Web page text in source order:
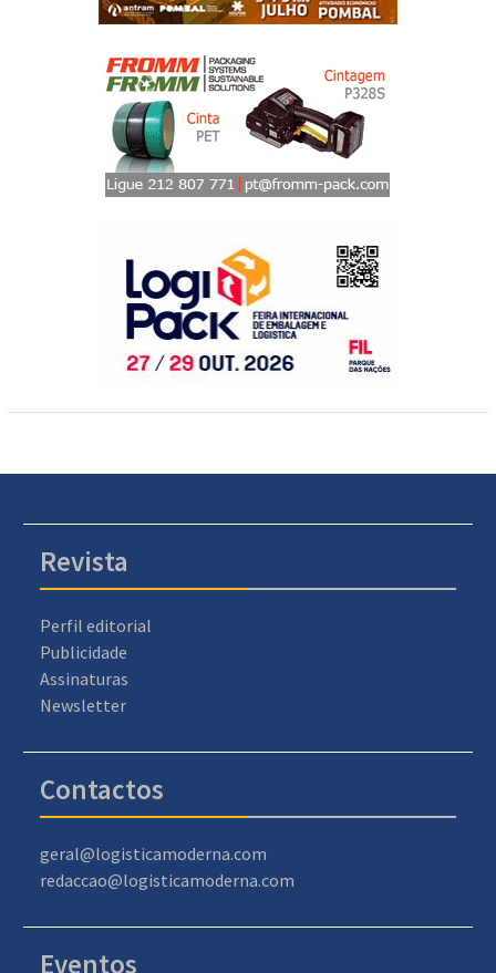
Revista
Perfil editorial
Publicidade
Assinaturas
Newsletter
Contactos
geral@logisticamoderna.com
redaccao@logisticamoderna.com
Eventos